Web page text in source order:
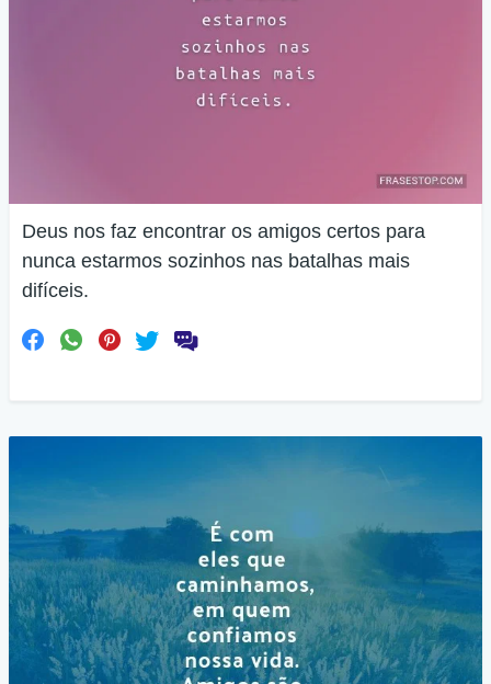
Deus nos faz encontrar os amigos certos para
nunca estarmos sozinhos nas batalhas mais
difíceis.